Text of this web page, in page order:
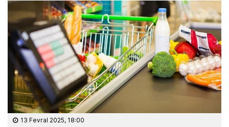
13 Fevral 2025, 18:00